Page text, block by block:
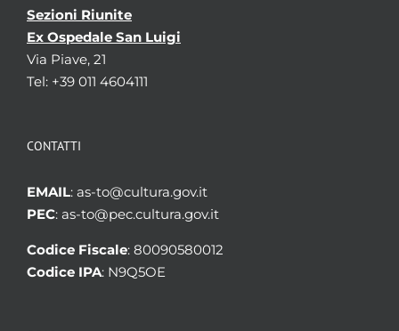
Sezioni Riunite
Ex Ospedale San Luigi
Via Piave, 21
Tel: +39 011 4604111
CONTATTI
EMAIL: as-to@cultura.gov.it
PEC: as-to@pec.cultura.gov.it
Codice Fiscale: 80090580012
Codice IPA: N9Q5OE